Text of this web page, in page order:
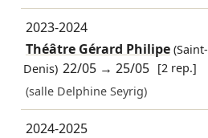
2023-2024
Théâtre Gérard Philipe(Saint-
Denis) 22/05 →25/05 [2 rep.]
(salle Delphine Seyrig)
2024-2025